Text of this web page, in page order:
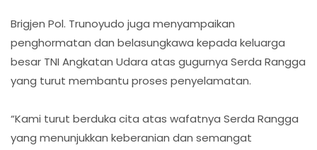
Brigjen Pol. Trunoyudo juga menyampaikan
penghormatan dan belasungkawa kepada keluarga
besar TNI Angkatan Udara atas gugurnya Serda Rangga
yang turut membantu proses penyelamatan.
“Kami turut berduka cita atas wafatnya Serda Rangga
yang menunjukkan keberanian dan semangat